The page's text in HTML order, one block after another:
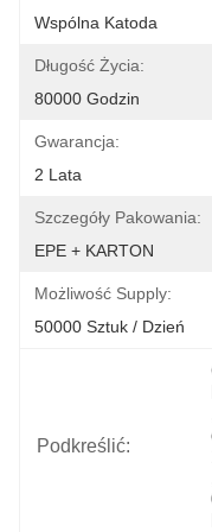
Wspólna Katoda
Długość Życia:
80000 Godzin
Gwarancja:
2 Lata
Szczegóły Pakowania:
EPE + KARTON
Możliwość Supply:
50000 Sztuk / Dzień
Podkreślić: